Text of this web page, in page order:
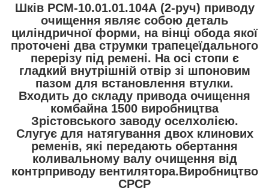
Шків РСМ-10.01.01.104А (2-руч) приводу
очищення являє собою деталь
циліндричної форми, на вінці обода якої
проточені два струмки трапецеїдального
перерізу під ремені. На осі стопи є
гладкий внутрішній отвір зі шпоновим
пазом для встановлення втулки.
Входить до складу привода очищення
комбайна 1500 виробництва
Зрістовського заводу оселхолією.
Слугує для натягування двох клинових
ременів, які передають обертання
коливальному валу очищення від
контрприводу вентилятора.Виробництво
СРСР